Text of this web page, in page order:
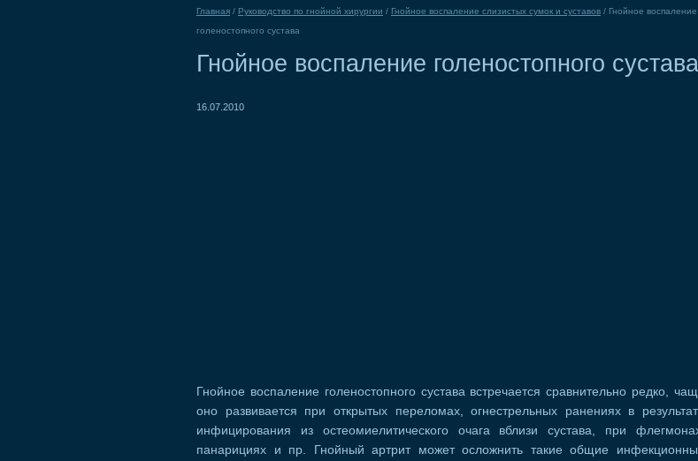
Главная / Руководство по гнойной хирургии / Гнойное воспаление слизистых сумок и суставов / Гнойное воспаление
голеностопного сустава
Гнойное воспаление голеностопного сустава
16.07.2010
Гнойное воспаление голеностопного сустава встречается сравнительно редко,
оно развивается при открытых переломах, огнестрельных ранениях в
инфицирования из остеомиелитического очага вблизи сустава, при
панарициях и пр. Гнойный артрит может осложнить такие общие